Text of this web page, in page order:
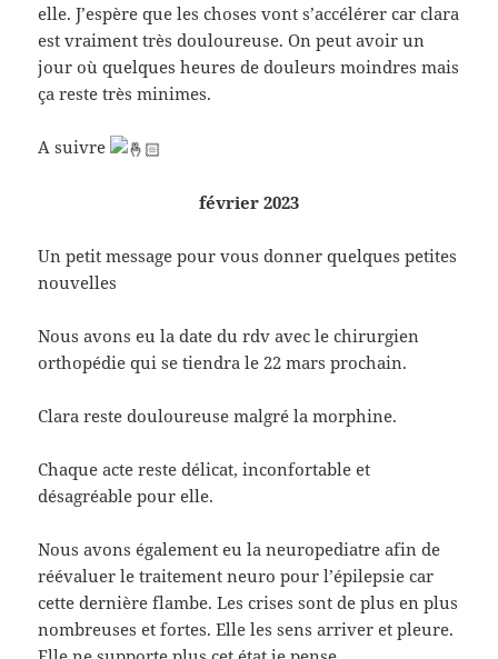
elle. J’espère que les choses vont s’accélérer car clara
est vraiment très douloureuse. On peut avoir un
jour où quelques heures de douleurs moindres mais
ça reste très minimes.
A suivre
février 2023
Un petit message pour vous donner quelques petites
nouvelles
Nous avons eu la date du rdv avec le chirurgien
orthopédie qui se tiendra le 22 mars prochain.
Clara reste douloureuse malgré la morphine.
Chaque acte reste délicat, inconfortable et
désagréable pour elle.
Nous avons également eu la neuropediatre afin de
réévaluer le traitement neuro pour l’épilepsie car
cette dernière flambe. Les crises sont de plus en plus
nombreuses et fortes. Elle les sens arriver et pleure.